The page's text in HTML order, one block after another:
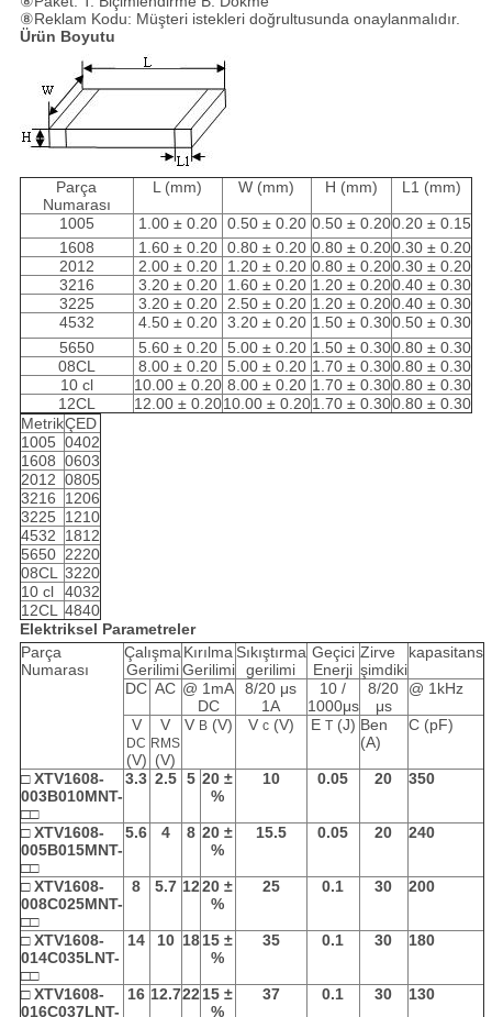
⑧Reklam Kodu: Müşteri istekleri doğrultusunda onaylanmalıdır.
Ürün Boyutu
Parça
Numarası
L (mm) W (mm) H (mm) L1 (mm)
1005 1.00 ± 0.20 0.50 ± 0.20 0.50 ± 0.200.20 ± 0.15
1608
1.60 ± 0.20 0.80 ± 0.20 0.80 ± 0.200.30 ± 0.20
2012
2.00 ± 0.20 1.20 ± 0.20 0.80 ± 0.200.30 ± 0.20
3216
3.20 ± 0.20 1.60 ± 0.20 1.20 ± 0.200.40 ± 0.30
3225
3.20 ± 0.20 2.50 ± 0.20 1.20 ± 0.200.40 ± 0.30
4532
4.50 ± 0.20 3.20 ± 0.20 1.50 ± 0.300.50 ± 0.30
5650
5.60 ± 0.20 5.00 ± 0.20 1.50 ± 0.300.80 ± 0.30
08CL
8.00 ± 0.20 5.00 ± 0.20 1.70 ± 0.300.80 ± 0.30
10 cl
10.00 ± 0.20 8.00 ± 0.20 1.70 ± 0.300.80 ± 0.30
12CL
12.00 ± 0.2010.00 ± 0.201.70 ± 0.300.80 ± 0.30
MetrikÇED
1005 0402
1608 0603
2012 0805
3216
1206
3225
1210
4532
1812
5650 2220
08CL 3220
10 cl
4032
12CL 4840
Elektriksel Parametreler
Parça
Numarası
Çalışma
Gerilimi
Kırılma
Gerilimi
Sıkıştırma
gerilimi
Geçici
Enerji
Zirve
şimdiki
kapasitans
DC AC @ 1mA
DC
8/20 μs
1A
10 /
1000μs
8/20
μs
@ 1kHz
V
DC
(V)
V
RMS
(V)
V B(V) V c(V) E T(J) Ben
(A)
C (pF)
□XTV1608-
003B010MNT-
□□
3.3 2.5 5 20 ±
%
10 0.05 20 350
□XTV1608-
005B015MNT-
□□
5.6 4 8 20 ±
%
15.5 0.05 20 240
□XTV1608-
008C025MNT-
□□
8 5.7 1220 ±
%
25 0.1 30 200
□XTV1608-
014C035LNT-
□□
14 10 1815 ±
%
35 0.1 30 180
□XTV1608-
016C037LNT-
16 12.72215 ±
%
37 0.1 30 130